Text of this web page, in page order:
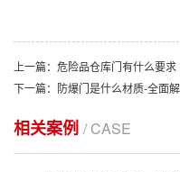
上一篇：危险品仓库门有什么要求
下一篇：防爆门是什么材质-全面
相关案例 / CASE